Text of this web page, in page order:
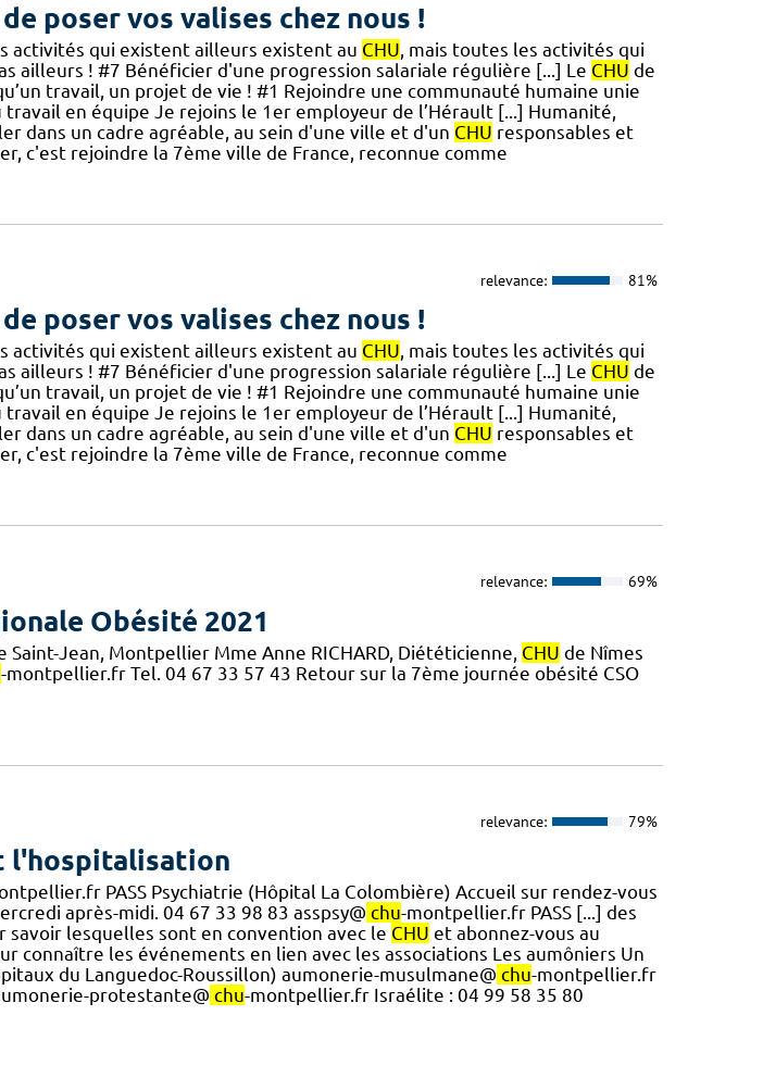
poser vos valises chez nous !
activités qui existent ailleurs existent au CHU, mais toutes les activités qui
ailleurs ! #7 Bénéficier d'une progression salariale régulière [...] Le CHU de
travail, un projet de vie ! #1 Rejoindre une communauté humaine unie
en équipe Je rejoins le 1er employeur de l’Hérault [...] Humanité,
dans un cadre agréable, au sein d'une ville et d'un CHU responsables et
c'est rejoindre la 7ème ville de France, reconnue comme
relevance: 81%
poser vos valises chez nous !
activités qui existent ailleurs existent au CHU, mais toutes les activités qui
ailleurs ! #7 Bénéficier d'une progression salariale régulière [...] Le CHU de
travail, un projet de vie ! #1 Rejoindre une communauté humaine unie
en équipe Je rejoins le 1er employeur de l’Hérault [...] Humanité,
dans un cadre agréable, au sein d'une ville et d'un CHU responsables et
c'est rejoindre la 7ème ville de France, reconnue comme
relevance: 69%
Obésité 2021
Saint-Jean, Montpellier Mme Anne RICHARD, Diététicienne, CHU de Nîmes
-montpellier.fr Tel. 04 67 33 57 43 Retour sur la 7ème journée obésité CSO
relevance: 79%
l'hospitalisation
PASS Psychiatrie (Hôpital La Colombière) Accueil sur rendez-vous
après-midi. 04 67 33 98 83 asspsy@ chu-montpellier.fr PASS [...] des
savoir lesquelles sont en convention avec le CHU et abonnez-vous au
connaître les événements en lien avec les associations Les aumôniers Un
du Languedoc-Roussillon) aumonerie-musulmane@ chu-montpellier.fr
protestante@ chu-montpellier.fr Israélite : 04 99 58 35 80